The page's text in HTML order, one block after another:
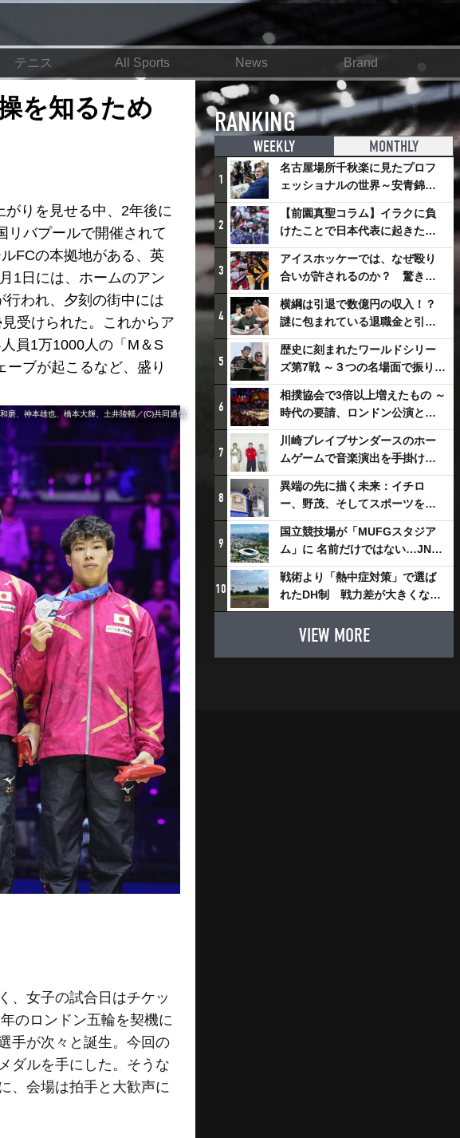
テニス All Sports News Brand
を知るため
りを見せる中、2年後に
リバプールで開催されて
FCの本拠地がある、英
1日には、ホームのアン
われ、夕刻の街中には
受けられた。これからア
員1万1000人の「M＆S
ブが起こるなど、盛り
磨、神本雄也、橋本大輝、土井陵輔／(C)共同通信
、女子の試合日はチケッ
のロンドン五輪を契機に
手が次々と誕生。今回の
ダルを手にした。そうな
、会場は拍手と大歓声に
RANKING
WEEKLY MONTHLY
1
名古屋場所千秋楽に見たプロフ
ェッショナルの世界～安青錦の
優勝を巡るさまざまなドラマ
2
【前園真聖コラム】イラクに負
けたことで日本代表に起きたプ
ラスとは
3
アイスホッケーでは、なぜ殴り
合いが許されるのか？ 驚きの
「ファイティング」ルールにつ
いて
4
横綱は引退で数億円の収入！？
謎に包まれている退職金と引退
相撲興行
5
歴史に刻まれたワールドシリー
ズ第7戦 ～３つの名場面で振り返
る～
6
相撲協会で3倍以上増えたもの ～
時代の要請、ロンドン公演と古
式大相撲
7
川崎ブレイブサンダースのホー
ムゲームで音楽演出を手掛ける
スチャダラパーが川崎新！アリ
ーナシティ・プロジェクトを語
る 「楽しみでしかないでしょ。
川崎は、ずっと成長曲線だか
ら」
8
異端の先に描く未来：イチロ
ー、野茂、そしてスポーツを支
える科学界の挑戦
9
国立競技場が「MUFGスタジア
ム」に 名前だけではない…JNSE
とMUFGが“共創”し描く地域活
性化・社会価値創造の近未来図
とは
10
戦術より「熱中症対策」で選ば
れたDH制 戦力差が大きくなる
懸念も
VIEW MORE